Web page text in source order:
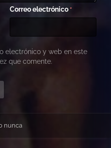
Correo electrónico *
electrónico y web en este
que comente.
nunca